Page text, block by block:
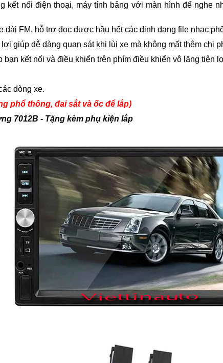
kết nối điện thoại, máy tính bảng với màn hình để nghe
đài FM, hỗ trợ đọc đươc hầu hết các định dạng file nhạc
giúp dễ dàng quan sát khi lùi xe mà không mất thêm chi
kết nối và điều khiển trên phím điều khiển vô lăng tiện
dòng xe.
phổ thông, đai sắt và ốc để lắp)
7012B - Tặng kèm phụ kiện lắp